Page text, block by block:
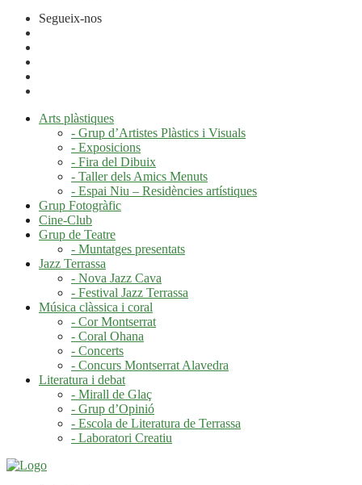
Segueix-nos
Arts plàstiques
- Grup d’Artistes Plàstics i Visuals
- Exposicions
- Fira del Dibuix
- Taller dels Amics Menuts
- Espai Niu – Residències artístiques
Grup Fotogràfic
Cine-Club
Grup de Teatre
- Muntatges presentats
Jazz Terrassa
- Nova Jazz Cava
- Festival Jazz Terrassa
Música clàssica i coral
- Cor Montserrat
- Coral Ohana
- Concerts
- Concurs Montserrat Alavedra
Literatura i debat
- Mirall de Glaç
- Grup d’Opinió
- Escola de Literatura de Terrassa
- Laboratori Creatiu